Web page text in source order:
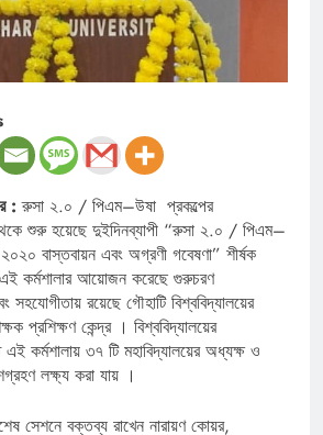
: রুসা ২.০ / পিএম–উষা প্রকল্পের
শুরু হয়েছে দুইদিনব্যাপী “রুসা ২.০ / পিএম–
বাস্তবায়ন এবং অগ্রণী গবেষণা” শীর্ষক
কর্মশালার আয়োজন করেছে গুরুচরণ
সহযোগীতায় রয়েছে গৌহাটি বিশ্ববিদ্যালয়ের
প্রশিক্ষণ কেন্দ্র । বিশ্ববিদ্যালয়ের
কর্মশালায় ৩৭ টি মহাবিদ্যালয়ের অধ্যক্ষ ও
লক্ষ্য করা যায় ।
সেশনে বক্তব্য রাখেন নারায়ণ কোয়র,